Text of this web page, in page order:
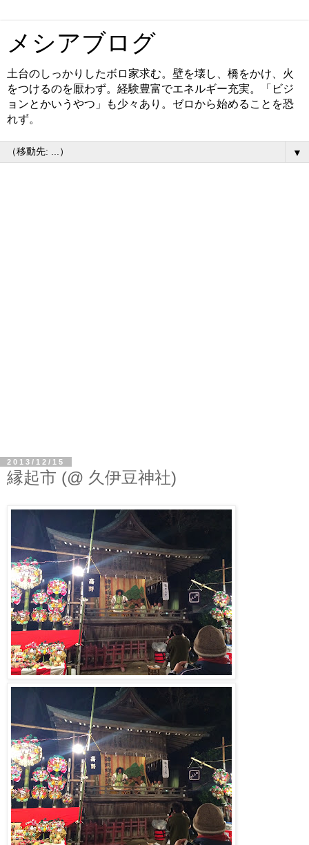
メシアブログ
土台のしっかりしたボロ家求む。壁を壊し、橋をかけ、火
をつけるのを厭わず。経験豊富でエネルギー充実。「ビジ
ョンとかいうやつ」も少々あり。ゼロから始めることを恐
れず。
▼
2013/12/15
縁起市 (@ 久伊豆神社)